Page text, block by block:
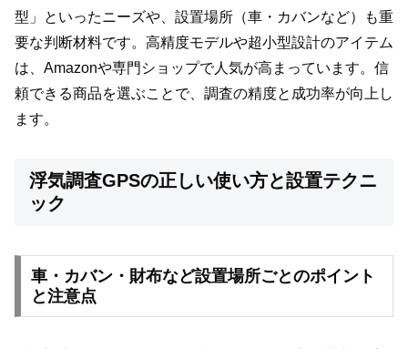
型」といったニーズや、設置場所（車・カバンなど）も重
要な判断材料です。高精度モデルや超小型設計のアイテム
は、Amazonや専門ショップで人気が高まっています。信
頼できる商品を選ぶことで、調査の精度と成功率が向上し
ます。
浮気調査GPSの正しい使い方と設置テクニ
ック
車・カバン・財布など設置場所ごとのポイント
と注意点